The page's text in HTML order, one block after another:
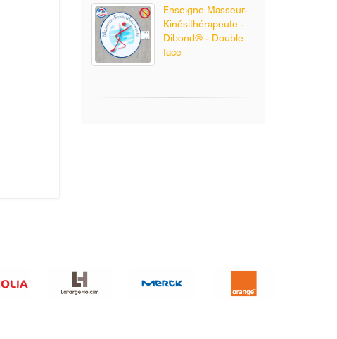
Enseigne Masseur-
Kinésithérapeute -
Dibond® - Double
face